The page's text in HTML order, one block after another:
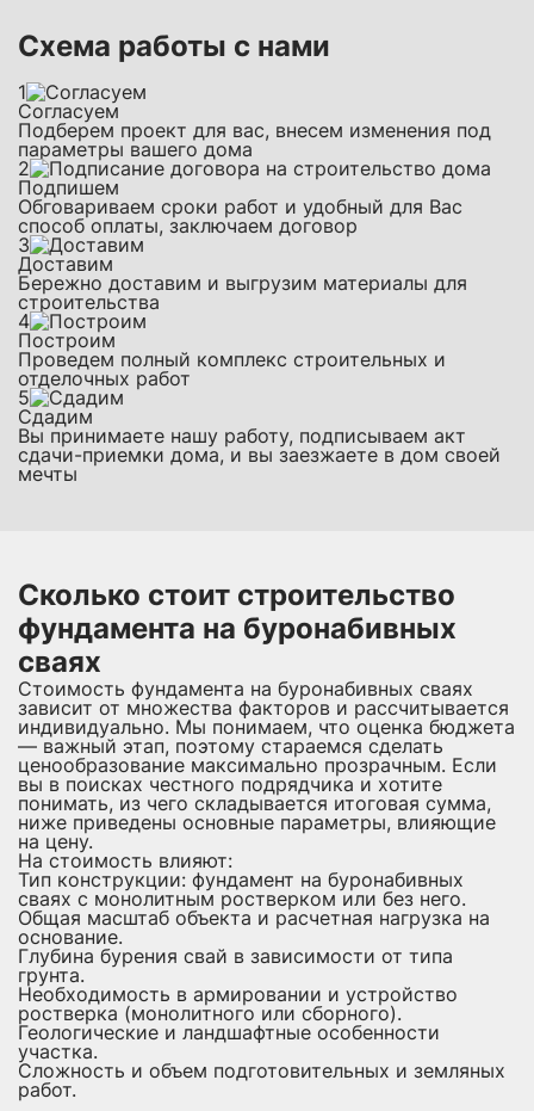
Схема работы с нами
1
Согласуем
Подберем проект для вас, внесем изменения под
параметры вашего дома
2
Подпишем
Обговариваем сроки работ и удобный для Вас
способ оплаты, заключаем договор
3
Доставим
Бережно доставим и выгрузим материалы для
строительства
4
Построим
Проведем полный комплекс строительных и
отделочных работ
5
Сдадим
Вы принимаете нашу работу, подписываем акт
сдачи-приемки дома, и вы заезжаете в дом своей
мечты
Сколько стоит строительство
фундамента на буронабивных
сваях
Стоимость фундамента на буронабивных сваях
зависит от множества факторов и рассчитывается
индивидуально. Мы понимаем, что оценка бюджета
— важный этап, поэтому стараемся сделать
ценообразование максимально прозрачным. Если
вы в поисках честного подрядчика и хотите
понимать, из чего складывается итоговая сумма,
ниже приведены основные параметры, влияющие
на цену.
На стоимость влияют:
Тип конструкции: фундамент на буронабивных
сваях с монолитным ростверком или без него.
Общая масштаб объекта и расчетная нагрузка на
основание.
Глубина бурения свай в зависимости от типа
грунта.
Необходимость в армировании и устройство
ростверка (монолитного или сборного).
Геологические и ландшафтные особенности
участка.
Сложность и объем подготовительных и земляных
работ.